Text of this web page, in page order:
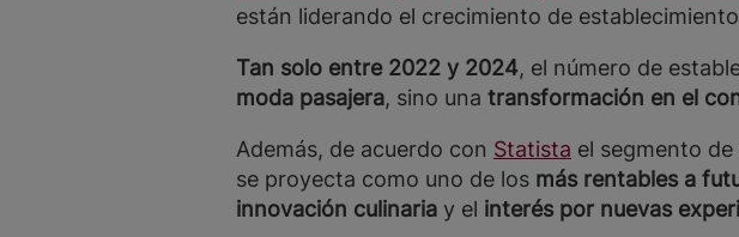
están liderando el crecimiento de
Tan solo entre 2022 y 2024, el número de
moda pasajera, sino una transformación en el
Además, de acuerdo con Statista el segmento
se proyecta como uno de los más rentables a
innovación culinaria y el interés por nuevas